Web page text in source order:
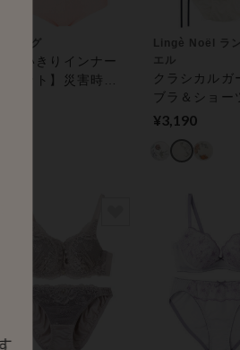
イング
使いきりインナー
セット】災害時や
Lingè Noël ラ
エル
クラシカルガ
ブラ＆ショー
ト
¥3,190